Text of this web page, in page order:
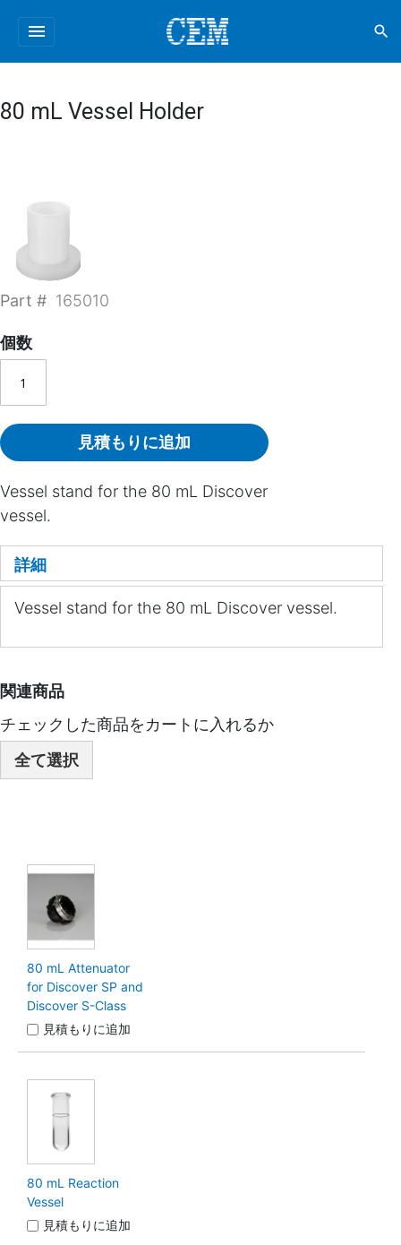
menu search
80 mL Vessel Holder
Part # 165010
個数
見積もりに追加
Vessel stand for the 80 mL Discover
vessel.
詳細
Vessel stand for the 80 mL Discover vessel.
関連商品
チェックした商品をカートに入れるか
全て選択
80 mL Attenuator
for Discover SP and
Discover S-Class
見積もりに追加
80 mL Reaction
Vessel
見積もりに追加